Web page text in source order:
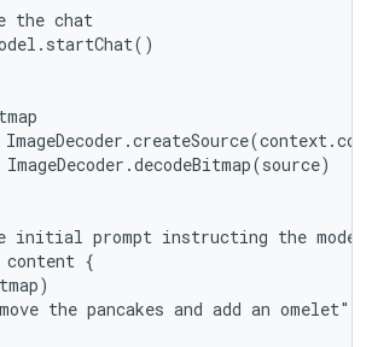
chat
initial prompt instructing the
content {
the pancakes and add an omelet")